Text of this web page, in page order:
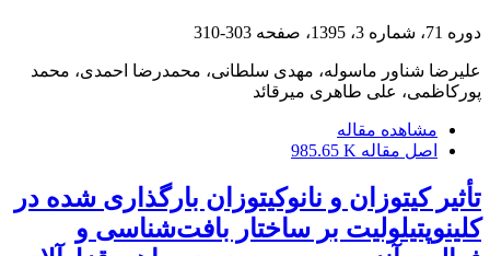
دوره 71، شماره 3، 1395، صفحه 303-310
علیرضا شناور ماسوله، مهدی سلطانی، محمدرضا احمدی، محمد
پورکاظمی، علی طاهری میرقائد
مشاهده مقاله
اصل مقاله 985.65 K
تأثیر کیتوزان و نانوکیتوزان بارگذاری شده در
کلینوپتیلولیت بر ساختار بافت‌شناسی و